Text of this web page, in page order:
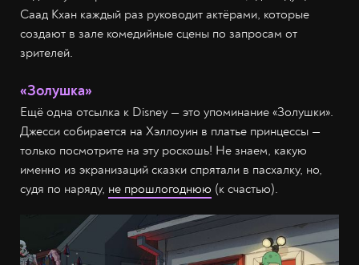
Саад Кхан каждый раз руководит актёрами, которые
создают в зале комедийные сцены по запросам от
зрителей.
«Золушка»
Ещё одна отсылка к Disney — это упоминание «Золушки».
Джесси собирается на Хэллоуин в платье принцессы —
только посмотрите на эту роскошь! Не знаем, какую
именно из экранизаций сказки спрятали в пасхалку, но,
судя по наряду, не прошлогоднюю (к счастью).